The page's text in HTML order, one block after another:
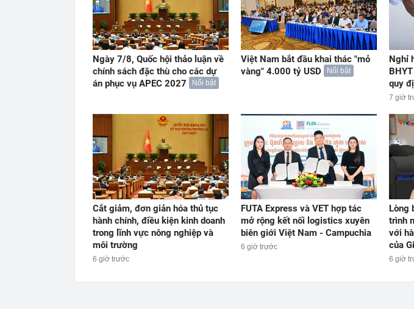
Ngày 7/8, Quốc hội thảo luận về
chính sách đặc thù cho các dự
án phục vụ APEC 2027
Nổi bật
Việt Nam bắt đầu khai thác "mỏ
vàng" 4.000 tỷ USD
Nổi bật
Nghỉ
quy
7 giờ
Cắt giảm, đơn giản hóa thủ tục
hành chính, điều kiện kinh doanh
trong lĩnh vực nông nghiệp và
môi trường
6 giờ trước
FUTA Express và VET hợp tác
mở rộng kết nối logistics xuyên
biên giới Việt Nam - Campuchia
6 giờ trước
Lòng
trình
với
của
6 giờ